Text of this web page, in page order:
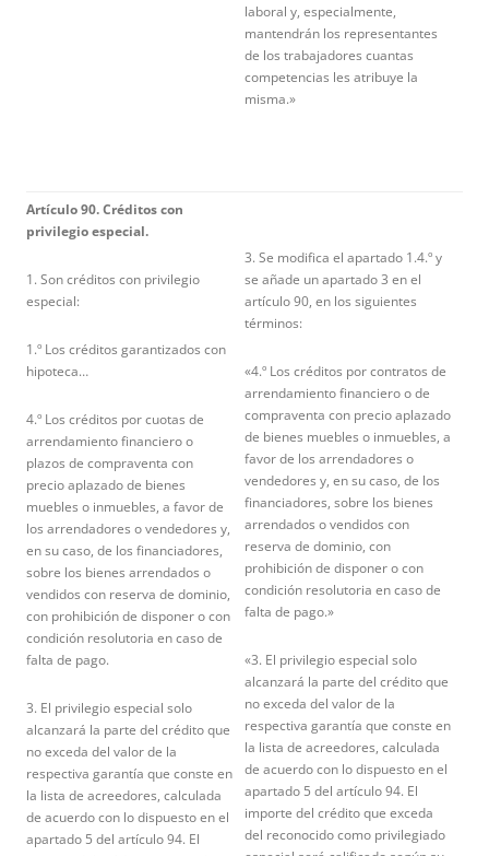
laboral y, especialmente,
mantendrán los representantes
de los trabajadores cuantas
competencias les atribuye la
misma.»
Artículo 90. Créditos con
privilegio especial.
1. Son créditos con privilegio
especial:
1.º Los créditos garantizados con
hipoteca…
4.º Los créditos por cuotas de
arrendamiento financiero o
plazos de compraventa con
precio aplazado de bienes
muebles o inmuebles, a favor de
los arrendadores o vendedores y,
en su caso, de los financiadores,
sobre los bienes arrendados o
vendidos con reserva de dominio,
con prohibición de disponer o con
condición resolutoria en caso de
falta de pago.
3. El privilegio especial solo
alcanzará la parte del crédito que
no exceda del valor de la
respectiva garantía que conste en
la lista de acreedores, calculada
de acuerdo con lo dispuesto en el
apartado 5 del artículo 94. El
3. Se modifica el apartado 1.4.º y
se añade un apartado 3 en el
artículo 90, en los siguientes
términos:
«4.º Los créditos por contratos de
arrendamiento financiero o de
compraventa con precio aplazado
de bienes muebles o inmuebles, a
favor de los arrendadores o
vendedores y, en su caso, de los
financiadores, sobre los bienes
arrendados o vendidos con
reserva de dominio, con
prohibición de disponer o con
condición resolutoria en caso de
falta de pago.»
«3. El privilegio especial solo
alcanzará la parte del crédito que
no exceda del valor de la
respectiva garantía que conste en
la lista de acreedores, calculada
de acuerdo con lo dispuesto en el
apartado 5 del artículo 94. El
importe del crédito que exceda
del reconocido como privilegiado